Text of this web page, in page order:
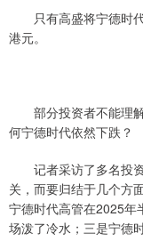
只有高盛将宁德时代
港元。
部分投资者不能理解
何宁德时代依然下跌？
记者采访了多名投资
关，而要归结于几个方
宁德时代高管在2025年
场泼了冷水；三是宁德